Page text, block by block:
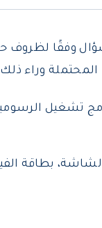
وفقًا
وراء
تشغيل
بطاقة